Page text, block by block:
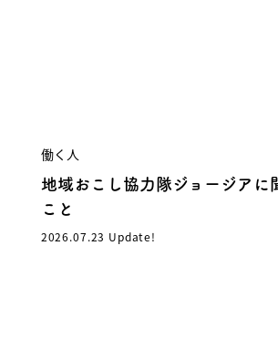
働く人
地域おこし協力隊ジョージアに
こと
2026.07.23 Update!